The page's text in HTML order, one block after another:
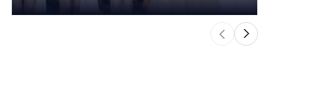
下
一
个